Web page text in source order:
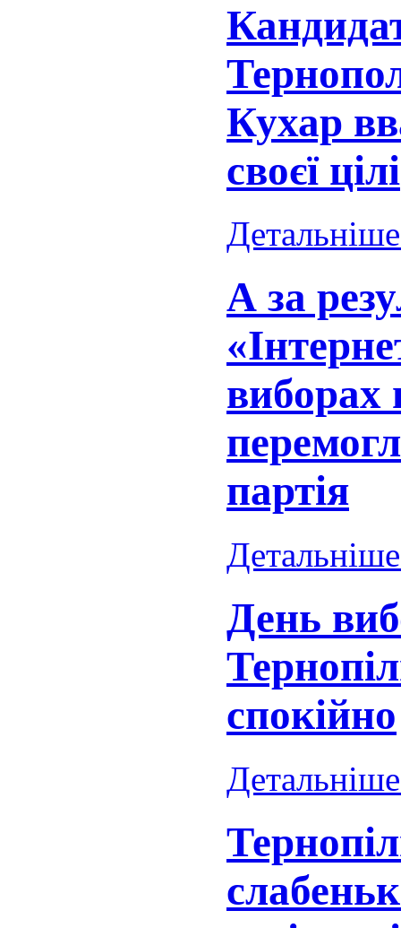
Кухар
своєї цілі
А за
виборах
партія
День
спокійно